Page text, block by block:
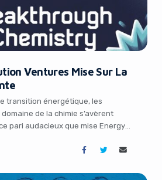
Ventures Mise Sur La
transition énergétique, les
de la chimie s’avèrent
pari audacieux que mise Energy
de dollars pour soutenir les
Un ingénieur chimiste […]